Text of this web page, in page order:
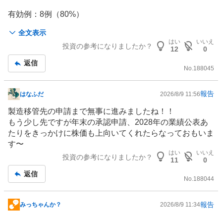
全文表示
有効例：8例（80%）
→ 腫瘍が完全消失し、新病変なし、臨床指標も正常化
部分緩解（PR）：4例（40%）
→ 腫瘍径が30%以上縮小、新病変なし
臨床効果は顕著と評価。
鵬博海南医院について
海南博鰲樂城国際医療旅遊先行区にある同社の旗艦医療施
設。
2026年2月に試運営開始、3月から治療を開始し、すでに
数十例を実施。
世界初の承認済み
BNCT薬剤 Steboronine® を導入し、精密ながん治療を提
供。
投資の参考になりましたか？
はい
12
いいえ
0
返信
No. 188045
掲
示
板
記
事
はなふだ 2026/8/9 11:56報告
製造移管先の申請まで無事に進みましたね！！
もう少し先ですが年末の承認申請、2028年の業績公表あ
たりをきっかけに株価も上向いてくれたらなっておもいま
す〜
投資の参考になりましたか？
はい
11
いいえ
0
返信
No.188044
掲
みっちゃんか？ 2026/8/9 11:34報告